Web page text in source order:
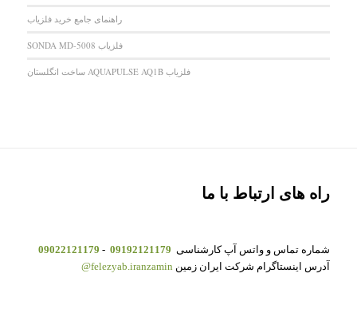
راهنمای جامع خرید فلزیاب
فلزیاب SONDA MD-5008
فلزیاب AQUAPULSE AQ1B ساخت انگلستان
راه های ارتباط با ما
شماره تماس و واتس آپ کارشناسی 09192121179
-
09022121179
آدرس اینستاگرام شرکت ایران زمین felezyab.iranzamin@